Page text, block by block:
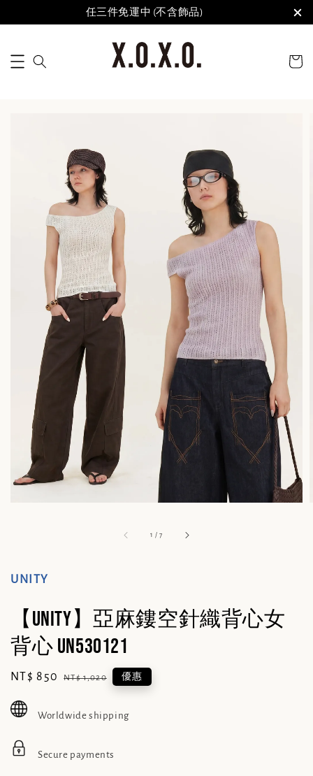
任三件免運中 (不含飾品)
1 /7
UNITY
【UNITY】亞麻鏤空針織背心女
背心 UN530121
Sale
NT$ 850 Regular
NT$ 1,020 優惠
Worldwide shipping
Secure payments